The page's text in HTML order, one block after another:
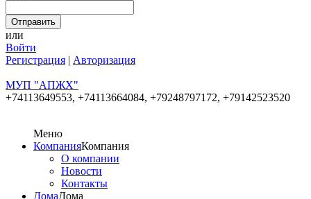
или
Войти
Регистрация | Авторизация
МУП "АПЖХ"
+74113649553, +74113664084, +79248797172, +79142523520
Меню
КомпанияКомпания
О компании
Новости
Контакты
ДомаДома